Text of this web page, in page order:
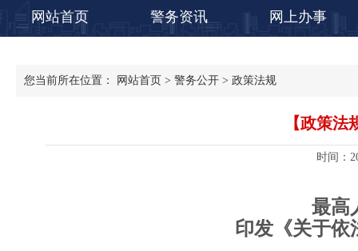
网站首页 警务资讯 网上办事
您当前所在位置： 网站首页 > 警务公开 > 政策法规
【政策
时间
最高
印发《关于依